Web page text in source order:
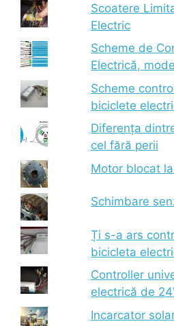
Scoatere
Electric
Scheme de
Electrică,
Scheme
biciclete
Diferența
cel fără perii
Motor blocat
Schimbare
Ți s-a ars
bicicleta
Controller
electrică de
Incarcator